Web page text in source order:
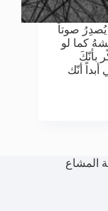
صوتاً
كما لو
بأنّكَ
أنّك
المشاع